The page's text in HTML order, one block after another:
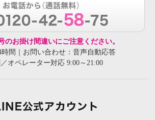
のお掛け間違いにご注意ください。
時間｜お問い合わせ：音声自動応答
オペレーター対応 9:00～21:00